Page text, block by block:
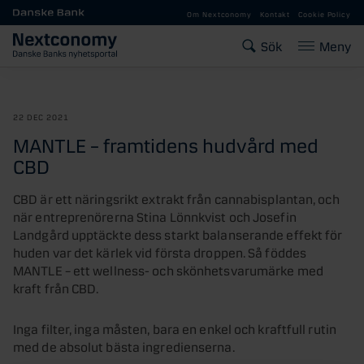
Gå till huvudinnehåll
Om Nextconomy Kontakt Cookie Policy
Sök Meny
22 DEC 2021
MANTLE – framtidens hudvård med
CBD
CBD är ett näringsrikt extrakt från cannabisplantan, och
när entreprenörerna Stina Lönnkvist och Josefin
Landgård upptäckte dess starkt balanserande effekt för
huden var det kärlek vid första droppen. Så föddes
MANTLE – ett wellness- och skönhetsvarumärke med
kraft från CBD.
Inga filter, inga måsten, bara en enkel och kraftfull rutin
med de absolut bästa ingredienserna.